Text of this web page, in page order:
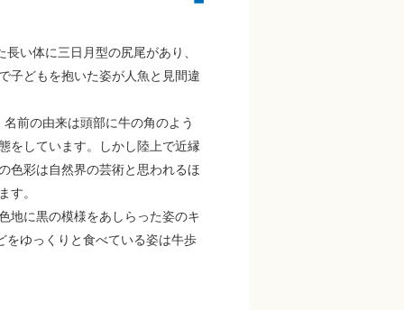
い体に三日月型の尻尾があり、
子どもを抱いた姿が人魚と見間違
前の由来は頭部に牛の角のよう
をしています。しかし陸上で近縁
色彩は自然界の芸術と思われるほ
す。
地に黒の模様をあしらった姿のキ
をゆっくりと食べている姿は牛歩